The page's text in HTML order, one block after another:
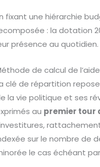
fixant une hiérarchie
: la dotation
présence au quotidien.
de calcul de
clé de répartition
la vie politique et ses
au premier tour
sur le nombre de
le cas échéant